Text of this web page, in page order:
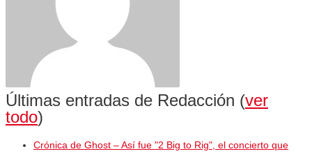
Últimas entradas de Redacción (ver
todo)
Crónica de Ghost – Así fue "2 Big to Rig", el concierto que